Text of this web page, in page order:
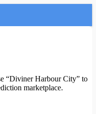
“Diviner Harbour City” to
marketplace.